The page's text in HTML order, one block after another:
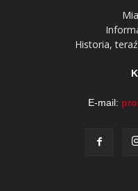
Historia,
E-mail: